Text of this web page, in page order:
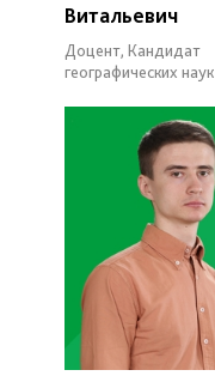
Витальевич
Доцент, Кандидат
географических наук